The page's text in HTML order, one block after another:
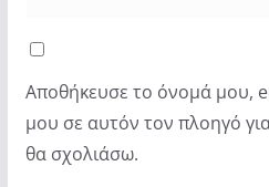
Αποθήκευσε το όνομά μου,
μου σε αυτόν τον πλοηγό
θα σχολιάσω.